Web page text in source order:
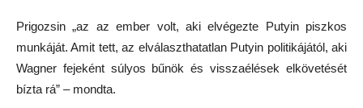
Prigozsin „az az ember volt, aki elvégezte Putyin piszkos
munkáját. Amit tett, az elválaszthatatlan Putyin politikájától, aki
Wagner fejeként súlyos bűnök és visszaélések elkövetését
bízta rá” – mondta.